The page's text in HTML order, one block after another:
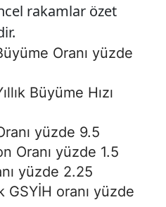
rakamlar özet
Oranı yüzde
Büyüme Hızı
yüzde 9.5
Oranı yüzde 1.5
yüzde 2.25
GSYİH oranı yüzde